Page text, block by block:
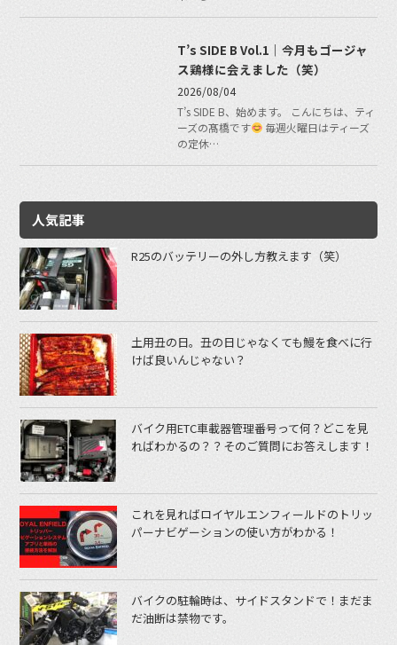
T’s SIDE B Vol.1｜今月もゴージャ
ス鶏様に会えました（笑）
2026/08/04
T’s SIDE B、始めます。 こんにちは、ティ
ーズの髙橋です
毎週火曜日はティーズ
の定休…
人気記事
R25のバッテリーの外し方教えます（笑）
土用丑の日。丑の日じゃなくても鰻を食べに行
けば良いんじゃない？
バイク用ETC車載器管理番号って何？どこを見
ればわかるの？？そのご質問にお答えします！
これを見ればロイヤルエンフィールドのトリッ
パーナビゲーションの使い方がわかる！
バイクの駐輪時は、サイドスタンドで！まだま
だ油断は禁物です。